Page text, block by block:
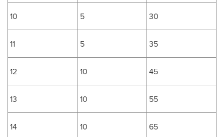
10 5 30
11 5 35
12 10 45
13 10 55
14 10 65